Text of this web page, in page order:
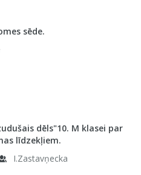
sēde.
dēls"10. M klasei par
līdzekļiem.
I.Zastavņecka